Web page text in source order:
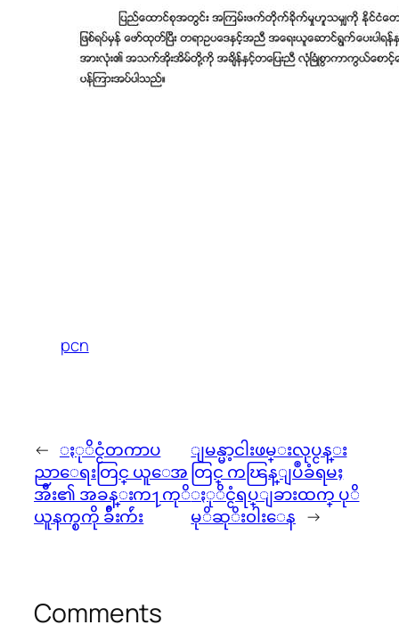
pcn
← ႏုိင္ငံတကာပ
ညာေရးတြင္ ယူေအ
အီး၏ အခန္းက႑ကုိ
ယူနက္စကို ခ်ီးက်ဴး
ျမန္မာ့ငါးဖမ္းလုပ္ငန္း
တြင္ ကၽြန္ျပဳခံရမႈ
ႏုိင္ငံရပ္ျခားထက္ ပုိ
မုိဆုိး၀ါးေန →
Comments